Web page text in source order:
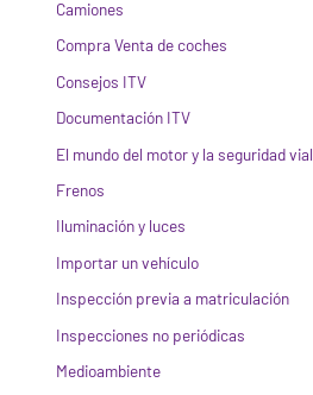
Camiones
Compra Venta de coches
Consejos ITV
Documentación ITV
El mundo del motor y la seguridad vial
Frenos
Iluminación y luces
Importar un vehículo
Inspección previa a matriculación
Inspecciones no periódicas
Medioambiente